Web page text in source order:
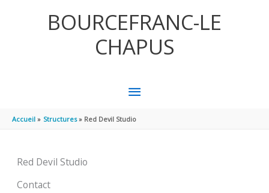
BOURCEFRANC-LE
CHAPUS
MENU
PRINCIPAL
Accueil Structures Red Devil Studio
Red Devil Studio
Contact